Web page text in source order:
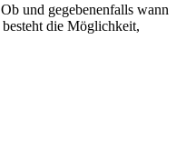
und gegebenenfalls wann
die Möglichkeit,